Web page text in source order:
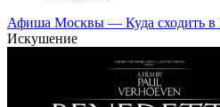
Афиша Москвы — Куда сходить в
Искушение